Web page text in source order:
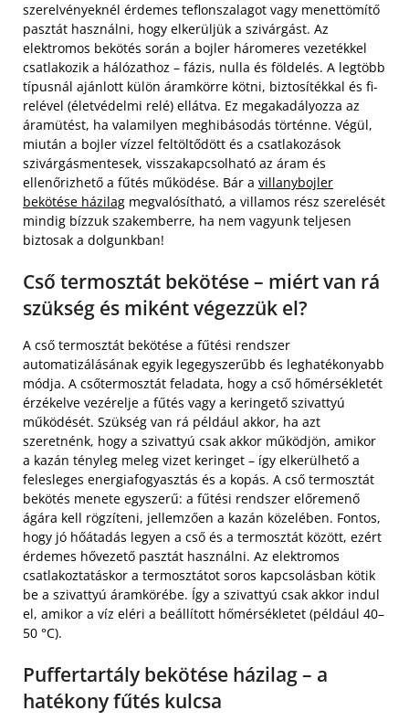
szerelvényeknél érdemes teflonszalagot vagy menettömítő
pasztát használni, hogy elkerüljük a szivárgást. Az
elektromos bekötés során a bojler háromeres vezetékkel
csatlakozik a hálózathoz – fázis, nulla és földelés. A legtöbb
típusnál ajánlott külön áramkörre kötni, biztosítékkal és fi-
relével (életvédelmi relé) ellátva. Ez megakadályozza az
áramütést, ha valamilyen meghibásodás történne. Végül,
miután a bojler vízzel feltöltődött és a csatlakozások
szivárgásmentesek, visszakapcsolható az áram és
ellenőrizhető a fűtés működése. Bár a villanybojler
bekötése házilag megvalósítható, a villamos rész szerelését
mindig bízzuk szakemberre, ha nem vagyunk teljesen
biztosak a dolgunkban!
Cső termosztát bekötése – miért van rá
szükség és miként végezzük el?
A cső termosztát bekötése a fűtési rendszer
automatizálásának egyik legegyszerűbb és leghatékonyabb
módja. A csőtermosztát feladata, hogy a cső hőmérsékletét
érzékelve vezérelje a fűtés vagy a keringető szivattyú
működését. Szükség van rá például akkor, ha azt
szeretnénk, hogy a szivattyú csak akkor működjön, amikor
a kazán tényleg meleg vizet keringet – így elkerülhető a
felesleges energiafogyasztás és a kopás. A cső termosztát
bekötés menete egyszerű: a fűtési rendszer előremenő
ágára kell rögzíteni, jellemzően a kazán közelében. Fontos,
hogy jó hőátadás legyen a cső és a termosztát között, ezért
érdemes hővezető pasztát használni. Az elektromos
csatlakoztatáskor a termosztátot soros kapcsolásban kötik
be a szivattyú áramkörébe. Így a szivattyú csak akkor indul
el, amikor a víz eléri a beállított hőmérsékletet (például 40–
50 °C).
Puffertartály bekötése házilag – a
hatékony fűtés kulcsa